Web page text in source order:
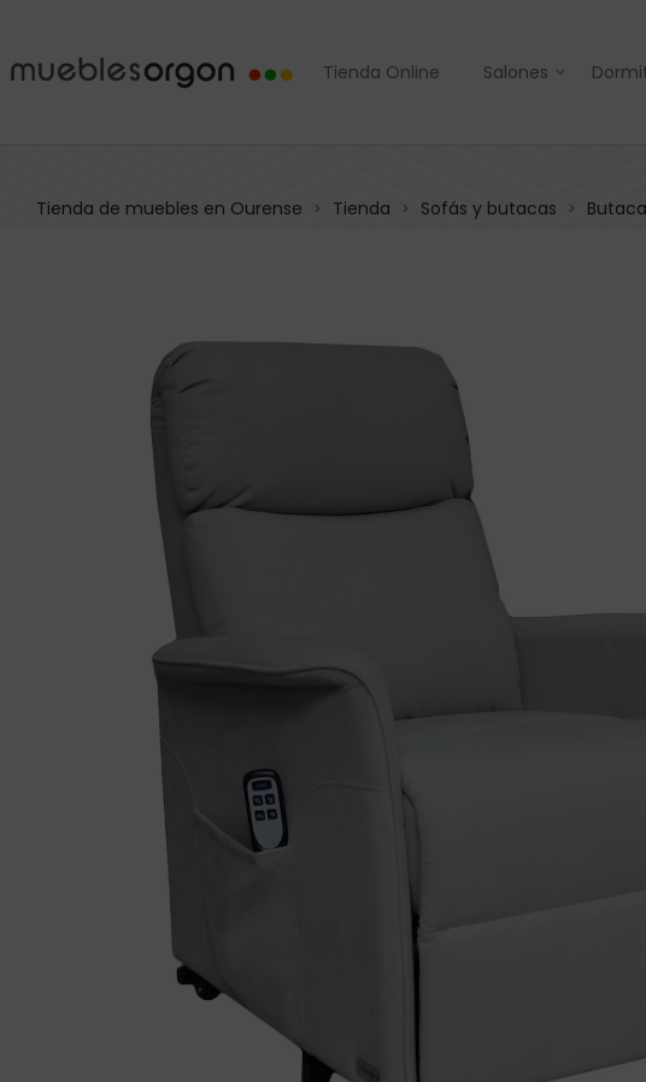
Tienda Online Salones
Tienda de muebles en Ourense > Tienda > Sofás y butacas >